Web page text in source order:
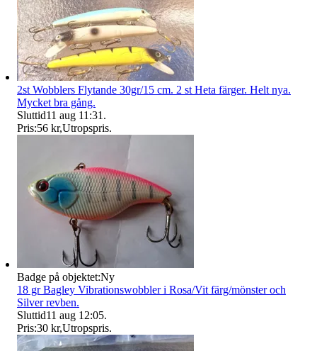
2st Wobblers Flytande 30gr/15 cm. 2 st Heta färger. Helt nya.
Mycket bra gång.
Sluttid11 aug 11:31 .
Pris:56 kr,Utropspris.
Badge på objektet:Ny
18 gr Bagley Vibrationswobbler i Rosa/Vit färg/mönster och
Silver revben.
Sluttid11 aug 12:05.
Pris:30 kr,Utropspris.